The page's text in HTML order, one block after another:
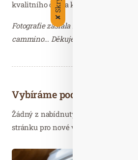
kvalitního čaje a kávy.
Fotografie zaslala Dagmar Kutilová,
cammino… Děkujeme.
Vybíráme podobné články
Žádný z nabídnutých článků vás
stránku pro nové výsledky...
✘